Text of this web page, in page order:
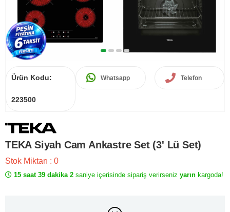
Ürün Kodu:
223500
Whatsapp Telefon
TEKA Siyah Cam Ankastre Set (3' Lü Set)
Stok Miktarı : 0
15 saat 39 dakika 2 saniye içerisinde sipariş verirseniz yarın kargoda!